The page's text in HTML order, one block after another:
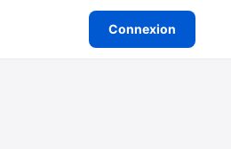
Connexion